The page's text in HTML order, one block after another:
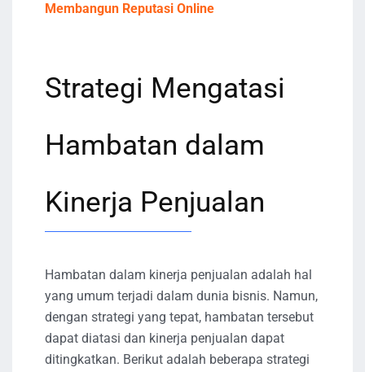
Membangun Reputasi Online
Strategi Mengatasi
Hambatan dalam
Kinerja Penjualan
Hambatan dalam kinerja penjualan adalah hal
yang umum terjadi dalam dunia bisnis. Namun,
dengan strategi yang tepat, hambatan tersebut
dapat diatasi dan kinerja penjualan dapat
ditingkatkan. Berikut adalah beberapa strategi